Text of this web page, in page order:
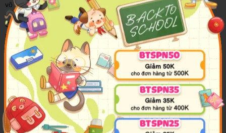
vô giá những công trình quan trọng nhất của ông.
Qua sự phân tích độc đáo của Peter Drucker, cuốn sách này mang
lại một cơ hội hiếm có để nhìn lại những bước chuyển biến lớn
trong cơ cấu các tổ chức, giúp ta hiểu rõ hơn vai trò của nhà quản
lý trong nổ lực đổi mới không ngừng.
Peter Drucker đã vẽ nên một bức tranh rõ ràng và dễ hiểu về tư
duy quản lý cũng như việc áo dụng quản lý vào thực tế. Những tư
tưởng và quan điểm của ông vẫn giữ nguyên giá trị và mới mẻ đến
tận ngày nay.